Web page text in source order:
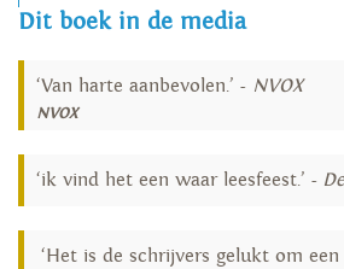
Dit boek in de media
‘Van harte aanbevolen.’ - NVOX
NVOX
‘ik vind het een waar leesfeest.’ -
‘Het is de schrijvers gelukt om